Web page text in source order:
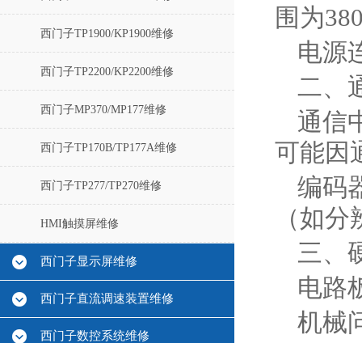
西门子TP1900/KP1900维修
西门子TP2200/KP2200维修
西门子MP370/MP177维修
西门子TP170B/TP177A维修
西门子TP277/TP270维修
HMI触摸屏维修
西门子显示屏维修
西门子直流调速装置维修
西门子数控系统维修
围为
电源
二、
通信
可能因
编码
（如
三、
电路
机械